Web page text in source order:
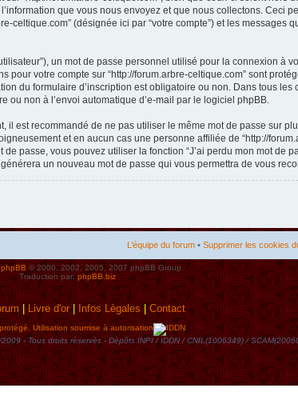
que vous nous envoyez et que nous collectons. Ceci
celtique.com” (désignée ici par “votre compte”) et les messages
un mot de passe personnel utilisé pour la connexion à
votre compte sur “http://forum.arbre-celtique.com” sont
du formulaire d’inscription est obligatoire ou non. Dans tous
non à l’envoi automatique d’e-mail par le logiciel phpBB.
est recommandé de ne pas utiliser le même mot de passe sur
et en aucun cas une personne affiliée de “http://
passe, vous pouvez utiliser la fonction “J’ai perdu mon mot de
un nouveau mot de passe qui vous permettra de vous
L’équipe du forum • Supprimer les cookies
phpBB© 2000, 2002, 2005, 2007 phpBB Group
Traduction par:phpBB.biz
|Livre d'or|Infos Lègales|Contact
Utilisation soumise à autorisation
- Tous droits rèservès - Dèpôts INPI / IDDN / CNIL(1006349) /